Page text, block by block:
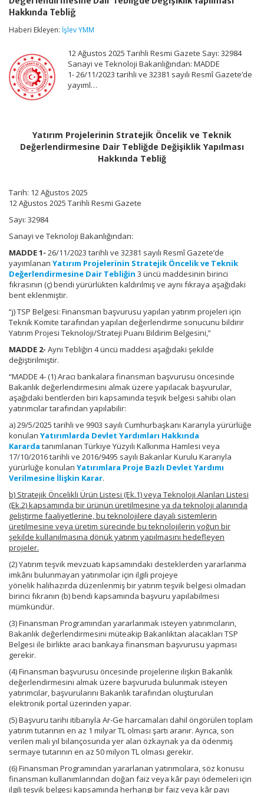
ve
Değerlendirmesine
Tebliğde
Değişiklik
Yapılması
Hakkında
Tebliğ
Hakkında Tebliğ
Haberi Ekleyen: İşlev YMM
12 Ağustos 2025 Tarihli Resmi Gazete Sayı: 32984
Sanayi ve Teknoloji Bakanlığından: MADDE
1- 26/11/2023 tarihli ve 32381 sayılı Resmî Gazete’de
yayıml…
Yatırım Projelerinin Stratejik Öncelik ve Teknik
Değerlendirmesine Dair Tebliğde Değişiklik Yapılması
Hakkında Tebliğ
Tarih: 12 Ağustos 2025
12 Ağustos 2025 Tarihli Resmi Gazete
Sayı: 32984
Sanayi ve Teknoloji Bakanlığından:
MADDE 1- 26/11/2023 tarihli ve 32381 sayılı Resmî Gazete’de
yayımlanan Yatırım Projelerinin Stratejik Öncelik ve Teknik
Değerlendirmesine Dair Tebliğin 3 üncü maddesinin birinci
fıkrasının (ç) bendi yürürlükten kaldırılmış ve aynı fıkraya aşağıdaki
bent eklenmiştir.
“j) TSP Belgesi: Finansman başvurusu yapılan yatırım projeleri için
Teknik Komite tarafından yapılan değerlendirme sonucunu bildirir
Yatırım Projesi Teknoloji/Strateji Puanı Bildirim Belgesini,”
MADDE 2- Aynı Tebliğin 4 üncü maddesi aşağıdaki şekilde
değiştirilmiştir.
“MADDE 4- (1) Aracı bankalara finansman başvurusu öncesinde
Bakanlık değerlendirmesini almak üzere yapılacak başvurular,
aşağıdaki bentlerden biri kapsamında teşvik belgesi sahibi olan
yatırımcılar tarafından yapılabilir:
a) 29/5/2025 tarihli ve 9903 sayılı Cumhurbaşkanı Kararıyla yürürlüğe
konulan Yatırımlarda Devlet Yardımları Hakkında
Kararda tanımlanan Türkiye Yüzyılı Kalkınma Hamlesi veya
17/10/2016 tarihli ve 2016/9495 sayılı Bakanlar Kurulu Kararıyla
yürürlüğe konulan Yatırımlara Proje Bazlı Devlet Yardımı
Verilmesine İlişkin Karar.
b) Stratejik Öncelikli Ürün Listesi (Ek.1) veya Teknoloji Alanları Listesi
(Ek.2) kapsamında bir ürünün üretilmesine ya da teknoloji alanında
geliştirme faaliyetlerine, bu teknolojilere dayalı sistemlerin
üretilmesine veya üretim sürecinde bu teknolojilerin yoğun bir
şekilde kullanılmasına dönük yatırım yapılmasını hedefleyen
projeler.
(2) Yatırım teşvik mevzuatı kapsamındaki desteklerden yararlanma
imkânı bulunmayan yatırımcılar için ilgili projeye
yönelik halihazırda düzenlenmiş bir yatırım teşvik belgesi olmadan
birinci fıkranın (b) bendi kapsamında başvuru yapılabilmesi
mümkündür.
(3) Finansman Programından yararlanmak isteyen yatırımcıların,
Bakanlık değerlendirmesini müteakip Bakanlıktan alacakları TSP
Belgesi ile birlikte aracı bankaya finansman başvurusu yapması
gerekir.
(4) Finansman başvurusu öncesinde projelerine ilişkin Bakanlık
değerlendirmesini almak üzere başvuruda bulunmak isteyen
yatırımcılar, başvurularını Bakanlık tarafından oluşturulan
elektronik portal üzerinden yapar.
(5) Başvuru tarihi itibarıyla Ar-Ge harcamaları dahil öngörülen toplam
yatırım tutarının en az 1 milyar TL olması şartı aranır. Ayrıca, son
verilen mali yıl bilançosunda yer alan özkaynak ya da ödenmiş
sermaye tutarının en az 50 milyon TL olması gerekir.
(6) Finansman Programından yararlanan yatırımcılara, söz konusu
finansman kullanımlarından doğan faiz veya kâr payı ödemeleri için
ilgili teşvik belgesi kapsamında herhangi bir faiz veya kâr payı